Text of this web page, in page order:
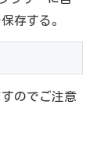
存する。
のでご注意